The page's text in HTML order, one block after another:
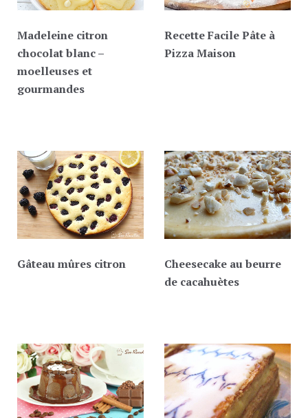
Madeleine citron
chocolat blanc –
moelleuses et
gourmandes
Recette Facile Pâte à
Pizza Maison
Gâteau mûres citron
Cheesecake au beurre
de cacahuètes